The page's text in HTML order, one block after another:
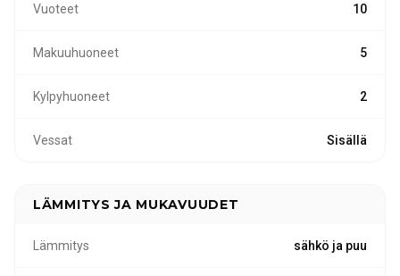
Vuoteet 10
Makuuhuoneet 5
Kylpyhuoneet 2
Vessat Sisällä
LÄMMITYS JA MUKAVUUDET
Lämmitys sähkö ja puu